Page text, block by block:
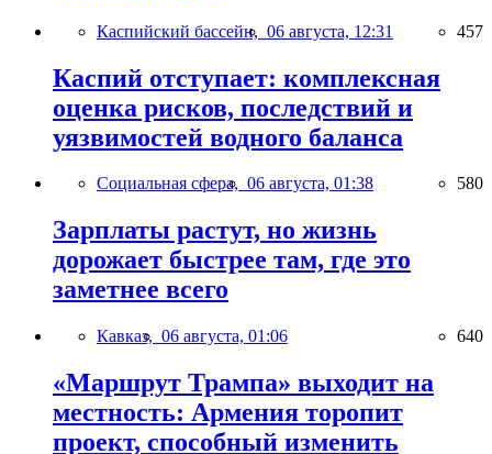
Каспийский бассейн, 06 августа, 12:31 457
Каспий отступает: комплексная
оценка рисков, последствий и
уязвимостей водного баланса
Социальная сфера, 06 августа, 01:38 580
Зарплаты растут, но жизнь
дорожает быстрее там, где это
заметнее всего
Кавказ, 06 августа, 01:06 640
«Маршрут Трампа» выходит на
местность: Армения торопит
проект, способный изменить